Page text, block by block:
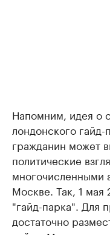
Напомним, идея о
лондонского
гражданин может
политические
многочисленными
Москве. Так, 1 мая
"гайд-парка". Для
достаточно